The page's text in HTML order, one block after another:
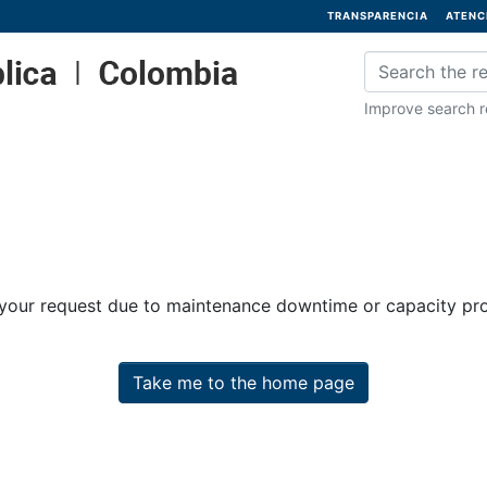
TRANSPARENCIA
Improve search
request due to maintenance downtime or capacity
Take me to the home page